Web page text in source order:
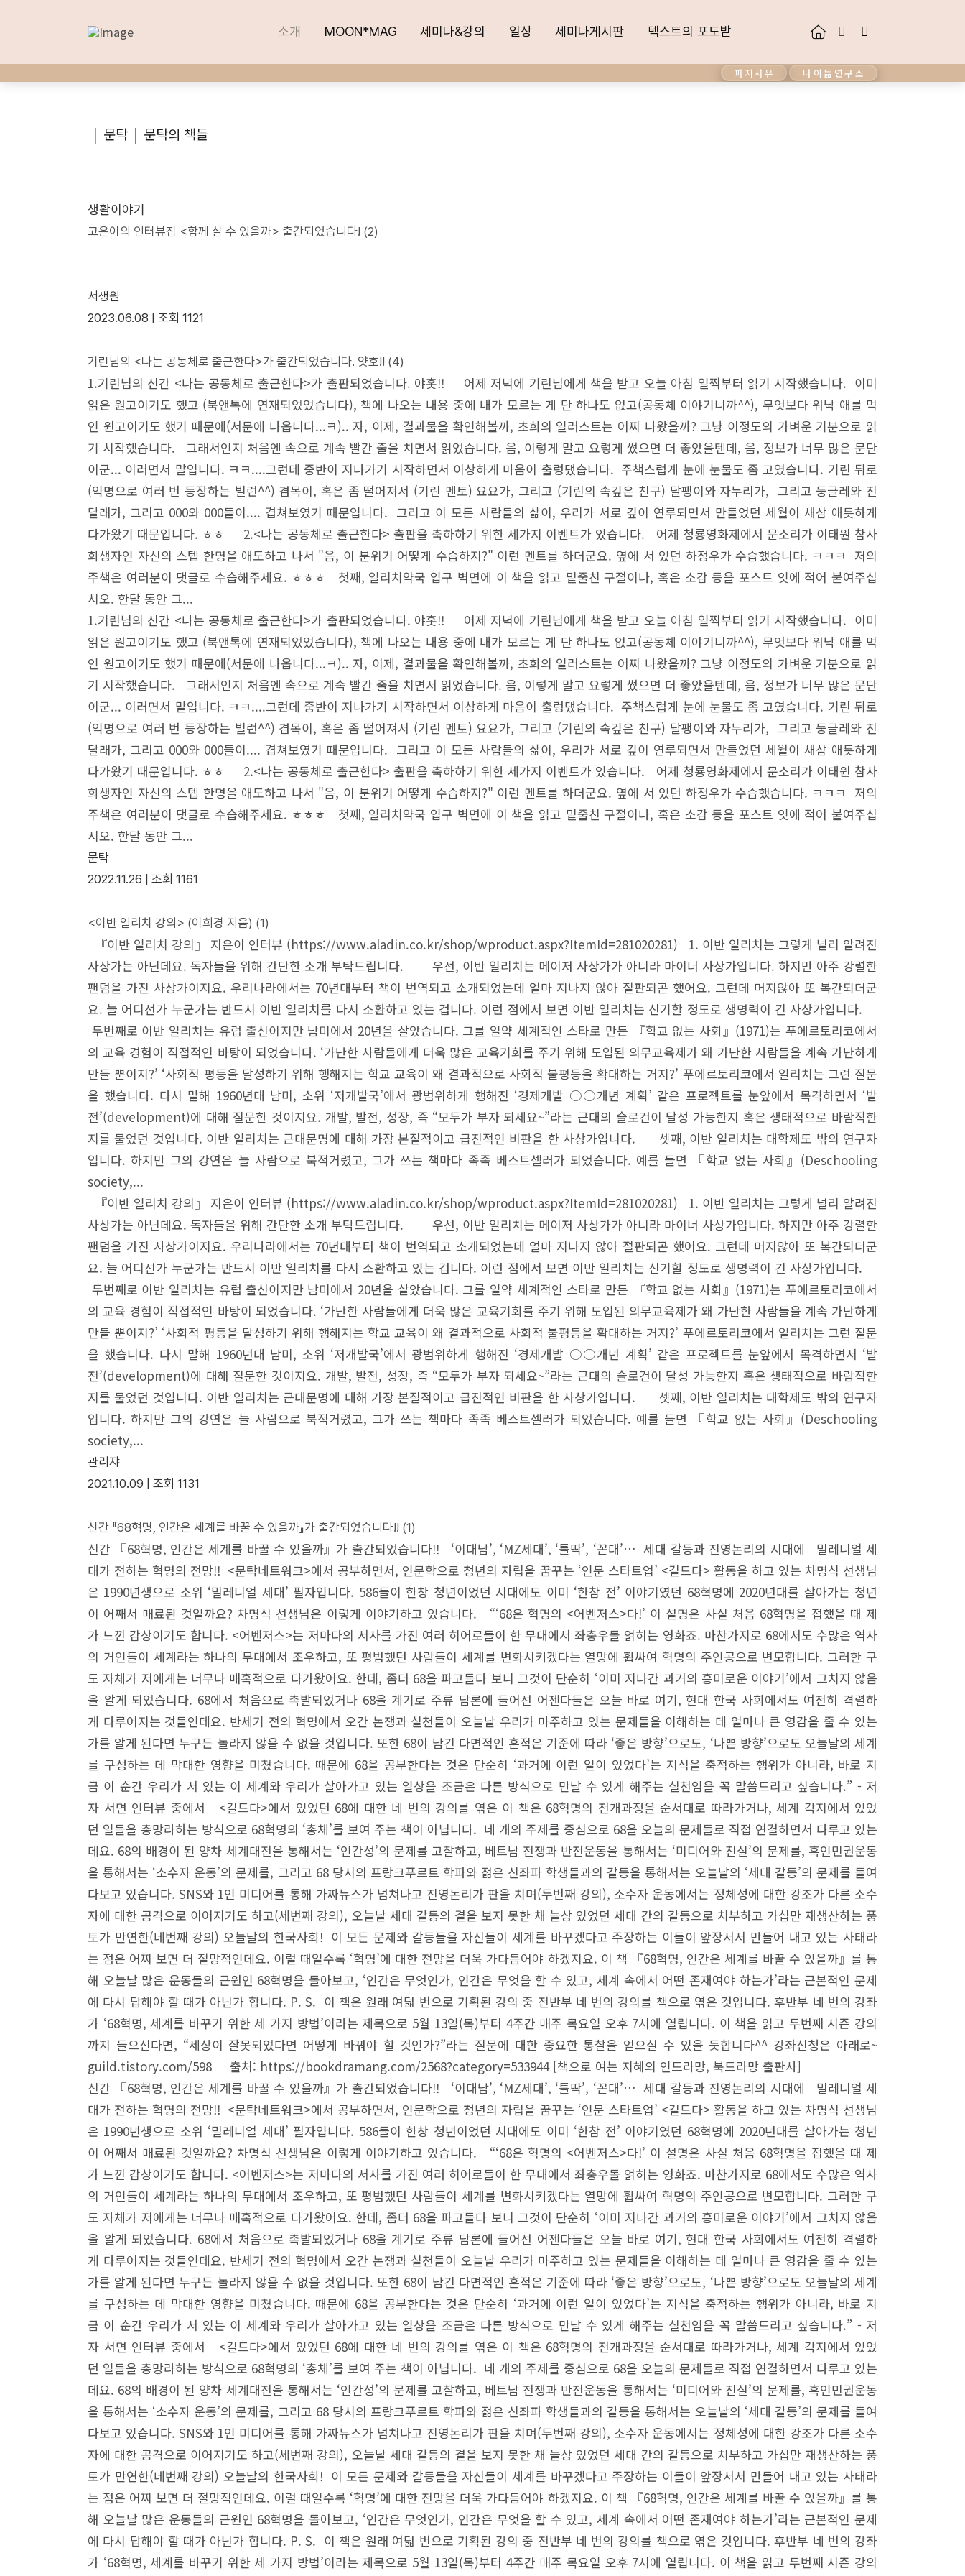
소개 MOON*MAG 세미나&강의 일상 세미나게시판 텍스트의 포도밭
소개 MOON*MAG 세미나&강의 일상 세미나게시판 텍스트의 포도밭
파지사유 나이듦연구소
| 문탁 | 문탁의 책들
생활이야기
고은이의 인터뷰집 <함께 살 수 있을까> 출간되었습니다! (2)
서생원
2023.06.08 |
조회 1121
기린님의 <나는 공동체로 출근한다>가 출간되었습니다. 얏호!! (4)
1.기린님의 신간 <나는 공동체로 출근한다>가 출판되었습니다. 야홋!! 어제 저녁에 기린님에게 책을 받고 오늘 아침 일찍부터 읽기 시작했습니다. 이미
읽은 원고이기도 했고 (북앤톡에 연재되었었습니다), 책에 나오는 내용 중에 내가 모르는 게 단 하나도 없고(공동체 이야기니까^^), 무엇보다 워낙 애를 먹
인 원고이기도 했기 때문에(서문에 나옵니다...ㅋ).. 자, 이제, 결과물을 확인해볼까, 초희의 일러스트는 어찌 나왔을까? 그냥 이정도의 가벼운 기분으로 읽
기 시작했습니다. 그래서인지 처음엔 속으로 계속 빨간 줄을 치면서 읽었습니다. 음, 이렇게 말고 요렇게 썼으면 더 좋았을텐데, 음, 정보가 너무 많은 문단
이군... 이러면서 말입니다. ㅋㅋ....그런데 중반이 지나가기 시작하면서 이상하게 마음이 출렁댔습니다. 주책스럽게 눈에 눈물도 좀 고였습니다. 기린 뒤로
(익명으로 여러 번 등장하는 빌런^^) 겸목이, 혹은 좀 떨어져서 (기린 멘토) 요요가, 그리고 (기린의 속깊은 친구) 달팽이와 자누리가, 그리고 둥글레와 진
달래가, 그리고 000와 000들이.... 겹쳐보였기 때문입니다. 그리고 이 모든 사람들의 삶이, 우리가 서로 깊이 연루되면서 만들었던 세월이 새삼 애틋하게
다가왔기 때문입니다. ㅎㅎ 2.<나는 공동체로 출근한다> 출판을 축하하기 위한 세가지 이벤트가 있습니다. 어제 청룡영화제에서 문소리가 이태원 참사
희생자인 자신의 스텝 한명을 애도하고 나서 "음, 이 분위기 어떻게 수습하지?" 이런 멘트를 하더군요. 옆에 서 있던 하정우가 수습했습니다. ㅋㅋㅋ 저의
주책은 여러분이 댓글로 수습해주세요. ㅎㅎㅎ 첫째, 일리치약국 입구 벽면에 이 책을 읽고 밑줄친 구절이나, 혹은 소감 등을 포스트 잇에 적어 붙여주십
시오. 한달 동안 그...
1.기린님의 신간 <나는 공동체로 출근한다>가 출판되었습니다. 야홋!! 어제 저녁에 기린님에게 책을 받고 오늘 아침 일찍부터 읽기 시작했습니다. 이미
읽은 원고이기도 했고 (북앤톡에 연재되었었습니다), 책에 나오는 내용 중에 내가 모르는 게 단 하나도 없고(공동체 이야기니까^^), 무엇보다 워낙 애를 먹
인 원고이기도 했기 때문에(서문에 나옵니다...ㅋ).. 자, 이제, 결과물을 확인해볼까, 초희의 일러스트는 어찌 나왔을까? 그냥 이정도의 가벼운 기분으로 읽
기 시작했습니다. 그래서인지 처음엔 속으로 계속 빨간 줄을 치면서 읽었습니다. 음, 이렇게 말고 요렇게 썼으면 더 좋았을텐데, 음, 정보가 너무 많은 문단
이군... 이러면서 말입니다. ㅋㅋ....그런데 중반이 지나가기 시작하면서 이상하게 마음이 출렁댔습니다. 주책스럽게 눈에 눈물도 좀 고였습니다. 기린 뒤로
(익명으로 여러 번 등장하는 빌런^^) 겸목이, 혹은 좀 떨어져서 (기린 멘토) 요요가, 그리고 (기린의 속깊은 친구) 달팽이와 자누리가, 그리고 둥글레와 진
달래가, 그리고 000와 000들이.... 겹쳐보였기 때문입니다. 그리고 이 모든 사람들의 삶이, 우리가 서로 깊이 연루되면서 만들었던 세월이 새삼 애틋하게
다가왔기 때문입니다. ㅎㅎ 2.<나는 공동체로 출근한다> 출판을 축하하기 위한 세가지 이벤트가 있습니다. 어제 청룡영화제에서 문소리가 이태원 참사
희생자인 자신의 스텝 한명을 애도하고 나서 "음, 이 분위기 어떻게 수습하지?" 이런 멘트를 하더군요. 옆에 서 있던 하정우가 수습했습니다. ㅋㅋㅋ 저의
주책은 여러분이 댓글로 수습해주세요. ㅎㅎㅎ 첫째, 일리치약국 입구 벽면에 이 책을 읽고 밑줄친 구절이나, 혹은 소감 등을 포스트 잇에 적어 붙여주십
시오. 한달 동안 그...
문탁
2022.11.26 |
조회 1161
<이반 일리치 강의> (이희경 지음) (1)
『이반 일리치 강의』 지은이 인터뷰 (https://www.aladin.co.kr/shop/wproduct.aspx?ItemId=281020281) 1. 이반 일리치는 그렇게 널리 알려진
사상가는 아닌데요. 독자들을 위해 간단한 소개 부탁드립니다. 우선, 이반 일리치는 메이저 사상가가 아니라 마이너 사상가입니다. 하지만 아주 강렬한
팬덤을 가진 사상가이지요. 우리나라에서는 70년대부터 책이 번역되고 소개되었는데 얼마 지나지 않아 절판되곤 했어요. 그런데 머지않아 또 복간되더군
요. 늘 어디선가 누군가는 반드시 이반 일리치를 다시 소환하고 있는 겁니다. 이런 점에서 보면 이반 일리치는 신기할 정도로 생명력이 긴 사상가입니다.
두번째로 이반 일리치는 유럽 출신이지만 남미에서 20년을 살았습니다. 그를 일약 세계적인 스타로 만든 『학교 없는 사회』(1971)는 푸에르토리코에서
의 교육 경험이 직접적인 바탕이 되었습니다. ‘가난한 사람들에게 더욱 많은 교육기회를 주기 위해 도입된 의무교육제가 왜 가난한 사람들을 계속 가난하게
만들 뿐이지?’ ‘사회적 평등을 달성하기 위해 행해지는 학교 교육이 왜 결과적으로 사회적 불평등을 확대하는 거지?’ 푸에르토리코에서 일리치는 그런 질문
을 했습니다. 다시 말해 1960년대 남미, 소위 ‘저개발국’에서 광범위하게 행해진 ‘경제개발 ○○개년 계획’ 같은 프로젝트를 눈앞에서 목격하면서 ‘발
전’(development)에 대해 질문한 것이지요. 개발, 발전, 성장, 즉 “모두가 부자 되세요~”라는 근대의 슬로건이 달성 가능한지 혹은 생태적으로 바람직한
지를 물었던 것입니다. 이반 일리치는 근대문명에 대해 가장 본질적이고 급진적인 비판을 한 사상가입니다. 셋째, 이반 일리치는 대학제도 밖의 연구자
입니다. 하지만 그의 강연은 늘 사람으로 북적거렸고, 그가 쓰는 책마다 족족 베스트셀러가 되었습니다. 예를 들면 『학교 없는 사회』(Deschooling
society,...
『이반 일리치 강의』 지은이 인터뷰 (https://www.aladin.co.kr/shop/wproduct.aspx?ItemId=281020281) 1. 이반 일리치는 그렇게 널리 알려진
사상가는 아닌데요. 독자들을 위해 간단한 소개 부탁드립니다. 우선, 이반 일리치는 메이저 사상가가 아니라 마이너 사상가입니다. 하지만 아주 강렬한
팬덤을 가진 사상가이지요. 우리나라에서는 70년대부터 책이 번역되고 소개되었는데 얼마 지나지 않아 절판되곤 했어요. 그런데 머지않아 또 복간되더군
요. 늘 어디선가 누군가는 반드시 이반 일리치를 다시 소환하고 있는 겁니다. 이런 점에서 보면 이반 일리치는 신기할 정도로 생명력이 긴 사상가입니다.
두번째로 이반 일리치는 유럽 출신이지만 남미에서 20년을 살았습니다. 그를 일약 세계적인 스타로 만든 『학교 없는 사회』(1971)는 푸에르토리코에서
의 교육 경험이 직접적인 바탕이 되었습니다. ‘가난한 사람들에게 더욱 많은 교육기회를 주기 위해 도입된 의무교육제가 왜 가난한 사람들을 계속 가난하게
만들 뿐이지?’ ‘사회적 평등을 달성하기 위해 행해지는 학교 교육이 왜 결과적으로 사회적 불평등을 확대하는 거지?’ 푸에르토리코에서 일리치는 그런 질문
을 했습니다. 다시 말해 1960년대 남미, 소위 ‘저개발국’에서 광범위하게 행해진 ‘경제개발 ○○개년 계획’ 같은 프로젝트를 눈앞에서 목격하면서 ‘발
전’(development)에 대해 질문한 것이지요. 개발, 발전, 성장, 즉 “모두가 부자 되세요~”라는 근대의 슬로건이 달성 가능한지 혹은 생태적으로 바람직한
지를 물었던 것입니다. 이반 일리치는 근대문명에 대해 가장 본질적이고 급진적인 비판을 한 사상가입니다. 셋째, 이반 일리치는 대학제도 밖의 연구자
입니다. 하지만 그의 강연은 늘 사람으로 북적거렸고, 그가 쓰는 책마다 족족 베스트셀러가 되었습니다. 예를 들면 『학교 없는 사회』(Deschooling
society,...
관리쟈
2021.10.09 |
조회 1131
신간 『68혁명, 인간은 세계를 바꿀 수 있을까』가 출간되었습니다!! (1)
신간 『68혁명, 인간은 세계를 바꿀 수 있을까』가 출간되었습니다!! ‘이대남’, ‘MZ세대’, ‘틀딱’, ‘꼰대’… 세대 갈등과 진영논리의 시대에 밀레니얼 세
대가 전하는 혁명의 전망!! <문탁네트워크>에서 공부하면서, 인문학으로 청년의 자립을 꿈꾸는 ‘인문 스타트업’ <길드다> 활동을 하고 있는 차명식 선생님
은 1990년생으로 소위 ‘밀레니얼 세대’ 필자입니다. 586들이 한창 청년이었던 시대에도 이미 ‘한참 전’ 이야기였던 68혁명에 2020년대를 살아가는 청년
이 어째서 매료된 것일까요? 차명식 선생님은 이렇게 이야기하고 있습니다. “‘68은 혁명의 <어벤저스>다!’ 이 설명은 사실 처음 68혁명을 접했을 때 제
가 느낀 감상이기도 합니다. <어벤저스>는 저마다의 서사를 가진 여러 히어로들이 한 무대에서 좌충우돌 얽히는 영화죠. 마찬가지로 68에서도 수많은 역사
의 거인들이 세계라는 하나의 무대에서 조우하고, 또 평범했던 사람들이 세계를 변화시키겠다는 열망에 휩싸여 혁명의 주인공으로 변모합니다. 그러한 구
도 자체가 저에게는 너무나 매혹적으로 다가왔어요. 한데, 좀더 68을 파고들다 보니 그것이 단순히 ‘이미 지나간 과거의 흥미로운 이야기’에서 그치지 않음
을 알게 되었습니다. 68에서 처음으로 촉발되었거나 68을 계기로 주류 담론에 들어선 어젠다들은 오늘 바로 여기, 현대 한국 사회에서도 여전히 격렬하
게 다루어지는 것들인데요. 반세기 전의 혁명에서 오간 논쟁과 실천들이 오늘날 우리가 마주하고 있는 문제들을 이해하는 데 얼마나 큰 영감을 줄 수 있는
가를 알게 된다면 누구든 놀라지 않을 수 없을 것입니다. 또한 68이 남긴 다면적인 흔적은 기준에 따라 ‘좋은 방향’으로도, ‘나쁜 방향’으로도 오늘날의 세계
를 구성하는 데 막대한 영향을 미쳤습니다. 때문에 68을 공부한다는 것은 단순히 ‘과거에 이런 일이 있었다’는 지식을 축적하는 행위가 아니라, 바로 지
금 이 순간 우리가 서 있는 이 세계와 우리가 살아가고 있는 일상을 조금은 다른 방식으로 만날 수 있게 해주는 실천임을 꼭 말씀드리고 싶습니다.” - 저
자 서면 인터뷰 중에서 <길드다>에서 있었던 68에 대한 네 번의 강의를 엮은 이 책은 68혁명의 전개과정을 순서대로 따라가거나, 세계 각지에서 있었
던 일들을 총망라하는 방식으로 68혁명의 ‘총체’를 보여 주는 책이 아닙니다. 네 개의 주제를 중심으로 68을 오늘의 문제들로 직접 연결하면서 다루고 있는
데요. 68의 배경이 된 양차 세계대전을 통해서는 ‘인간성’의 문제를 고찰하고, 베트남 전쟁과 반전운동을 통해서는 ‘미디어와 진실’의 문제를, 흑인민권운동
을 통해서는 ‘소수자 운동’의 문제를, 그리고 68 당시의 프랑크푸르트 학파와 젊은 신좌파 학생들과의 갈등을 통해서는 오늘날의 ‘세대 갈등’의 문제를 들여
다보고 있습니다. SNS와 1인 미디어를 통해 가짜뉴스가 넘쳐나고 진영논리가 판을 치며(두번째 강의), 소수자 운동에서는 정체성에 대한 강조가 다른 소수
자에 대한 공격으로 이어지기도 하고(세번째 강의), 오늘날 세대 갈등의 결을 보지 못한 채 늘상 있었던 세대 간의 갈등으로 치부하고 가십만 재생산하는 풍
토가 만연한(네번째 강의) 오늘날의 한국사회! 이 모든 문제와 갈등들을 자신들이 세계를 바꾸겠다고 주장하는 이들이 앞장서서 만들어 내고 있는 사태라
는 점은 어찌 보면 더 절망적인데요. 이럴 때일수록 ‘혁명’에 대한 전망을 더욱 가다듬어야 하겠지요. 이 책 『68혁명, 인간은 세계를 바꿀 수 있을까』를 통
해 오늘날 많은 운동들의 근원인 68혁명을 돌아보고, ‘인간은 무엇인가, 인간은 무엇을 할 수 있고, 세계 속에서 어떤 존재여야 하는가’라는 근본적인 문제
에 다시 답해야 할 때가 아닌가 합니다. P. S. 이 책은 원래 여덟 번으로 기획된 강의 중 전반부 네 번의 강의를 책으로 엮은 것입니다. 후반부 네 번의 강좌
가 ‘68혁명, 세계를 바꾸기 위한 세 가지 방법’이라는 제목으로 5월 13일(목)부터 4주간 매주 목요일 오후 7시에 열립니다. 이 책을 읽고 두번째 시즌 강의
까지 들으신다면, “세상이 잘못되었다면 어떻게 바꿔야 할 것인가?”라는 질문에 대한 중요한 통찰을 얻으실 수 있을 듯합니다^^ 강좌신청은 아래로~
guild.tistory.com/598 출처: https://bookdramang.com/2568?category=533944 [책으로 여는 지혜의 인드라망, 북드라망 출판사]
신간 『68혁명, 인간은 세계를 바꿀 수 있을까』가 출간되었습니다!! ‘이대남’, ‘MZ세대’, ‘틀딱’, ‘꼰대’… 세대 갈등과 진영논리의 시대에 밀레니얼 세
대가 전하는 혁명의 전망!! <문탁네트워크>에서 공부하면서, 인문학으로 청년의 자립을 꿈꾸는 ‘인문 스타트업’ <길드다> 활동을 하고 있는 차명식 선생님
은 1990년생으로 소위 ‘밀레니얼 세대’ 필자입니다. 586들이 한창 청년이었던 시대에도 이미 ‘한참 전’ 이야기였던 68혁명에 2020년대를 살아가는 청년
이 어째서 매료된 것일까요? 차명식 선생님은 이렇게 이야기하고 있습니다. “‘68은 혁명의 <어벤저스>다!’ 이 설명은 사실 처음 68혁명을 접했을 때 제
가 느낀 감상이기도 합니다. <어벤저스>는 저마다의 서사를 가진 여러 히어로들이 한 무대에서 좌충우돌 얽히는 영화죠. 마찬가지로 68에서도 수많은 역사
의 거인들이 세계라는 하나의 무대에서 조우하고, 또 평범했던 사람들이 세계를 변화시키겠다는 열망에 휩싸여 혁명의 주인공으로 변모합니다. 그러한 구
도 자체가 저에게는 너무나 매혹적으로 다가왔어요. 한데, 좀더 68을 파고들다 보니 그것이 단순히 ‘이미 지나간 과거의 흥미로운 이야기’에서 그치지 않음
을 알게 되었습니다. 68에서 처음으로 촉발되었거나 68을 계기로 주류 담론에 들어선 어젠다들은 오늘 바로 여기, 현대 한국 사회에서도 여전히 격렬하
게 다루어지는 것들인데요. 반세기 전의 혁명에서 오간 논쟁과 실천들이 오늘날 우리가 마주하고 있는 문제들을 이해하는 데 얼마나 큰 영감을 줄 수 있는
가를 알게 된다면 누구든 놀라지 않을 수 없을 것입니다. 또한 68이 남긴 다면적인 흔적은 기준에 따라 ‘좋은 방향’으로도, ‘나쁜 방향’으로도 오늘날의 세계
를 구성하는 데 막대한 영향을 미쳤습니다. 때문에 68을 공부한다는 것은 단순히 ‘과거에 이런 일이 있었다’는 지식을 축적하는 행위가 아니라, 바로 지
금 이 순간 우리가 서 있는 이 세계와 우리가 살아가고 있는 일상을 조금은 다른 방식으로 만날 수 있게 해주는 실천임을 꼭 말씀드리고 싶습니다.” - 저
자 서면 인터뷰 중에서 <길드다>에서 있었던 68에 대한 네 번의 강의를 엮은 이 책은 68혁명의 전개과정을 순서대로 따라가거나, 세계 각지에서 있었
던 일들을 총망라하는 방식으로 68혁명의 ‘총체’를 보여 주는 책이 아닙니다. 네 개의 주제를 중심으로 68을 오늘의 문제들로 직접 연결하면서 다루고 있는
데요. 68의 배경이 된 양차 세계대전을 통해서는 ‘인간성’의 문제를 고찰하고, 베트남 전쟁과 반전운동을 통해서는 ‘미디어와 진실’의 문제를, 흑인민권운동
을 통해서는 ‘소수자 운동’의 문제를, 그리고 68 당시의 프랑크푸르트 학파와 젊은 신좌파 학생들과의 갈등을 통해서는 오늘날의 ‘세대 갈등’의 문제를 들여
다보고 있습니다. SNS와 1인 미디어를 통해 가짜뉴스가 넘쳐나고 진영논리가 판을 치며(두번째 강의), 소수자 운동에서는 정체성에 대한 강조가 다른 소수
자에 대한 공격으로 이어지기도 하고(세번째 강의), 오늘날 세대 갈등의 결을 보지 못한 채 늘상 있었던 세대 간의 갈등으로 치부하고 가십만 재생산하는 풍
토가 만연한(네번째 강의) 오늘날의 한국사회! 이 모든 문제와 갈등들을 자신들이 세계를 바꾸겠다고 주장하는 이들이 앞장서서 만들어 내고 있는 사태라
는 점은 어찌 보면 더 절망적인데요. 이럴 때일수록 ‘혁명’에 대한 전망을 더욱 가다듬어야 하겠지요. 이 책 『68혁명, 인간은 세계를 바꿀 수 있을까』를 통
해 오늘날 많은 운동들의 근원인 68혁명을 돌아보고, ‘인간은 무엇인가, 인간은 무엇을 할 수 있고, 세계 속에서 어떤 존재여야 하는가’라는 근본적인 문제
에 다시 답해야 할 때가 아닌가 합니다. P. S. 이 책은 원래 여덟 번으로 기획된 강의 중 전반부 네 번의 강의를 책으로 엮은 것입니다. 후반부 네 번의 강좌
가 ‘68혁명, 세계를 바꾸기 위한 세 가지 방법’이라는 제목으로 5월 13일(목)부터 4주간 매주 목요일 오후 7시에 열립니다. 이 책을 읽고 두번째 시즌 강의